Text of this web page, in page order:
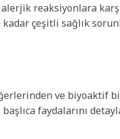
alerjik reaksiyonlara
çeşitli sağlık
ve biyoaktif
faydalarını